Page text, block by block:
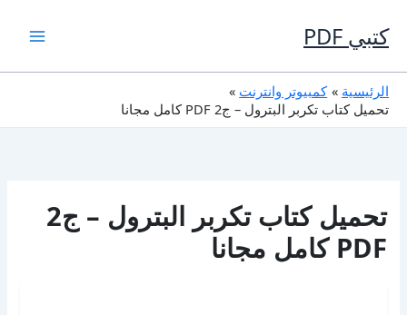
إلى
المحتوى
كتبي PDF
الرئيسية
كمبيوتر وانترنت
تحميل كتاب تكربر البترول – ج2 PDF كامل مجانا
تحميل كتاب تكربر البترول – ج2
PDF كامل مجانا